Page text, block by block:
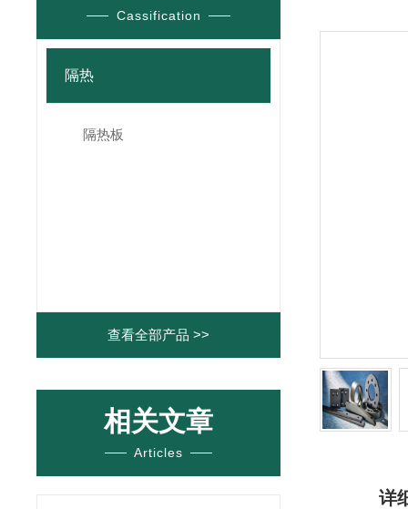
Cassification
隔热
隔热板
查看全部产品 >>
相关文章
Articles
详